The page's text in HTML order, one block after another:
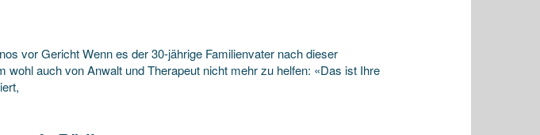
vor Gericht Wenn es der 30-jährige Familienvater nach dieser
wohl auch von Anwalt und Therapeut nicht mehr zu helfen: «Das ist Ihre